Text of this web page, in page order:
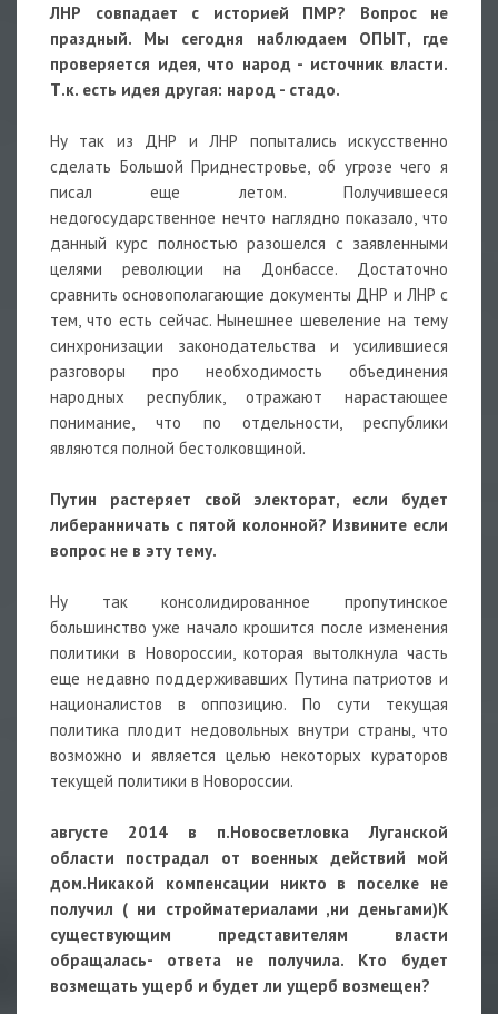
ЛНР совпадает с историей ПМР? Вопрос не
праздный. Мы сегодня наблюдаем ОПЫТ, где
проверяется идея, что народ - источник власти.
Т.к. есть идея другая: народ - стадо.
Ну так из ДНР и ЛНР попытались искусственно
сделать Большой Приднестровье, об угрозе чего я
писал еще летом. Получившееся
недогосударственное нечто наглядно показало, что
данный курс полностью разошелся с заявленными
целями революции на Донбассе. Достаточно
сравнить основополагающие документы ДНР и ЛНР с
тем, что есть сейчас. Нынешнее шевеление на тему
синхронизации законодательства и усилившиеся
разговоры про необходимость объединения
народных республик, отражают нарастающее
понимание, что по отдельности, республики
являются полной бестолковщиной.
Путин растеряет свой электорат, если будет
либеранничать с пятой колонной? Извините если
вопрос не в эту тему.
Ну так консолидированное пропутинское
большинство уже начало крошится после изменения
политики в Новороссии, которая вытолкнула часть
еще недавно поддерживавших Путина патриотов и
националистов в оппозицию. По сути текущая
политика плодит недовольных внутри страны, что
возможно и является целью некоторых кураторов
текущей политики в Новороссии.
августе 2014 в п.Новосветловка Луганской
области пострадал от военных действий мой
дом.Никакой компенсации никто в поселке не
получил ( ни стройматериалами ,ни деньгами)К
существующим представителям власти
обращалась- ответа не получила. Кто будет
возмещать ущерб и будет ли ущерб возмещен?